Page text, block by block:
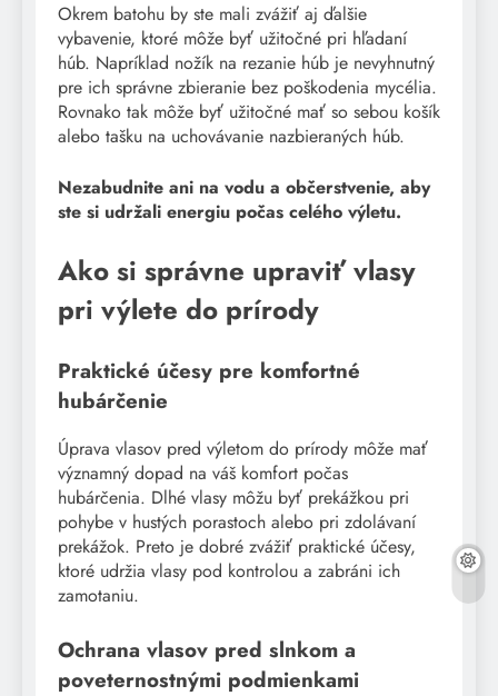
Okrem batohu by ste mali zvážiť aj ďalšie
vybavenie, ktoré môže byť užitočné pri hľadaní
húb. Napríklad nožík na rezanie húb je nevyhnutný
pre ich správne zbieranie bez poškodenia mycélia.
Rovnako tak môže byť užitočné mať so sebou košík
alebo tašku na uchovávanie nazbieraných húb.
Nezabudnite ani na vodu a občerstvenie, aby
ste si udržali energiu počas celého výletu.
Ako si správne upraviť vlasy
pri výlete do prírody
Praktické účesy pre komfortné
hubárčenie
Úprava vlasov pred výletom do prírody môže mať
významný dopad na váš komfort počas
hubárčenia. Dlhé vlasy môžu byť prekážkou pri
pohybe v hustých porastoch alebo pri zdolávaní
prekážok. Preto je dobré zvážiť praktické účesy,
ktoré udržia vlasy pod kontrolou a zabráni ich
zamotaniu.
Ochrana vlasov pred slnkom a
poveternostnými podmienkami